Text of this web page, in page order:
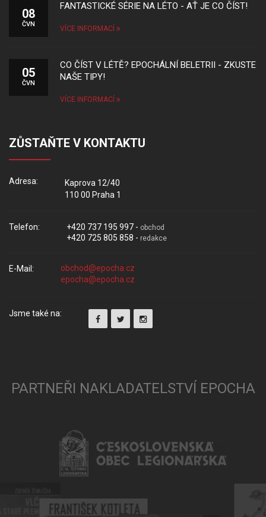
08
ČVN
FANTASTICKÉ SÉRIE NA LÉTO - AŤ JE CO ČÍST!
VÍCE INFORMACÍ
05
ČVN
CO ČÍST V LÉTĚ? EPOCHÁLNÍ BELETRII - ZKUSTE
NAŠE TIPY!
VÍCE INFORMACÍ
ZŮSTAŇTE V KONTAKTU
Adresa:
Kaprova 12/40
110 00 Praha 1
Telefon: +420 737 195 997 - obchod
+420 725 805 858 - redakce
E-Mail:
Jsme také na:
PARTNEŘI NAKLADATELSTVÍ EPOCHA